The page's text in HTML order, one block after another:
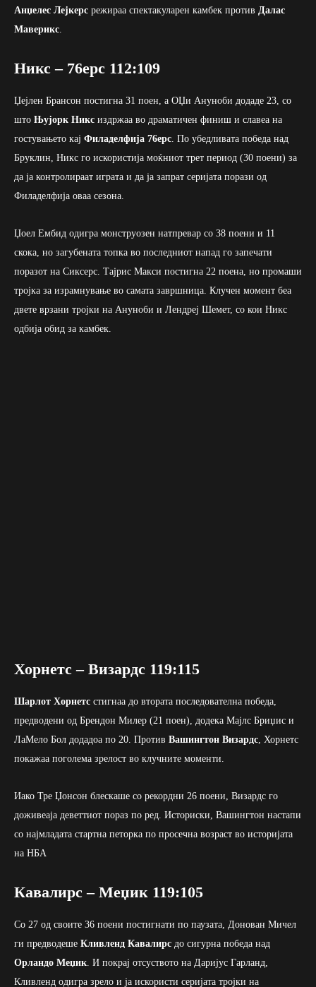
Анџелес Лејкерс режираа спектакуларен камбек против Далас
Маверикс.
Никс – 76ерс 112:109
Џејлен Брансон постигна 31 поен, а ОЏи Ануноби додаде 23, со
што Њујорк Никс издржаа во драматичен финиш и славеа на
гостувањето кај Филаделфија 76ерс. По убедливата победа над
Бруклин, Никс го искористија моќниот трет период (30 поени) за
да ја контролираат играта и да ја запрат серијата порази од
Филаделфија оваа сезона.
Џоел Ембид одигра монструозен натпревар со 38 поени и 11
скока, но загубената топка во последниот напад го запечати
поразот на Сиксерс. Тајрис Макси постигна 22 поена, но промаши
тројка за израмнување во самата завршница. Клучен момент беа
двете врзани тројки на Ануноби и Лендрeј Шемет, со кои Никс
одбија обид за камбек.
Хорнетс – Визардс 119:115
Шарлот Хорнетс стигнаа до втората последователна победа,
предводени од Брендон Милер (21 поен), додека Мајлс Бриџис и
ЛаМело Бол додадоа по 20. Против Вашингтон Визардс, Хорнетс
покажаа поголема зрелост во клучните моменти.
Иако Тре Џонсон блескаше со рекордни 26 поени, Визардс го
доживеаја деветтиот пораз по ред. Историски, Вашингтон настапи
со најмладата стартна петорка по просечна возраст во историјата
на НБА
Кавалирс – Меџик 119:105
Со 27 од своите 36 поени постигнати по паузата, Донован Мичел
ги предводеше Кливленд Кавалирс до сигурна победа над
Орландо Меџик. И покрај отсуството на Даријус Гарланд,
Кливленд одигра зрело и ја искористи серијата тројки на